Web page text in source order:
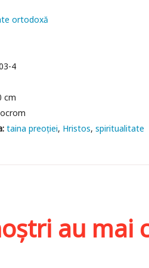
ortodoxă
4
cm
taina preoţiei Hristos spiritualitate
au mai